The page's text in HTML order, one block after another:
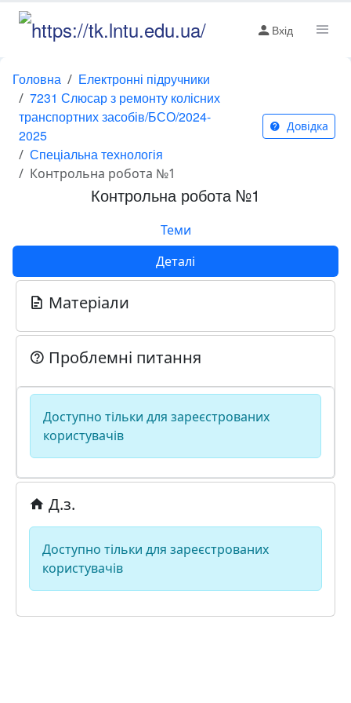
Вхід
Головна
Електронні підручники
7231 Слюсар з ремонту колісних
транспортних засобів/БСО/2024-
2025
Спеціальна технологія
Контрольна робота №1
Довідка
Контрольна робота №1
Теми
Деталі
Матеріали
Проблемні питання
Доступно тільки для зареєстрованих
користувачів
Д.з.
Доступно тільки для зареєстрованих
користувачів